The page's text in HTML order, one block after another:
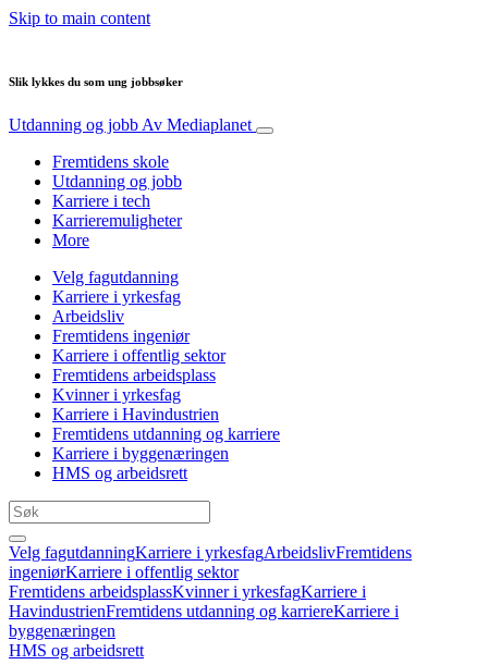
Skip to main content
Slik lykkes du som ung jobbsøker
Utdanning og jobb Av Mediaplanet
Fremtidens skole
Utdanning og jobb
Karriere i tech
Karrieremuligheter
More
Velg fagutdanning
Karriere i yrkesfag
Arbeidsliv
Fremtidens ingeniør
Karriere i offentlig sektor
Fremtidens arbeidsplass
Kvinner i yrkesfag
Karriere i Havindustrien
Fremtidens utdanning og karriere
Karriere i byggenæringen
HMS og arbeidsrett
Velg fagutdanningKarriere i yrkesfagArbeidslivFremtidens
ingeniørKarriere i offentlig sektor
Fremtidens arbeidsplassKvinner i yrkesfagKarriere i
HavindustrienFremtidens utdanning og karriereKarriere i
byggenæringen
HMS og arbeidsrett